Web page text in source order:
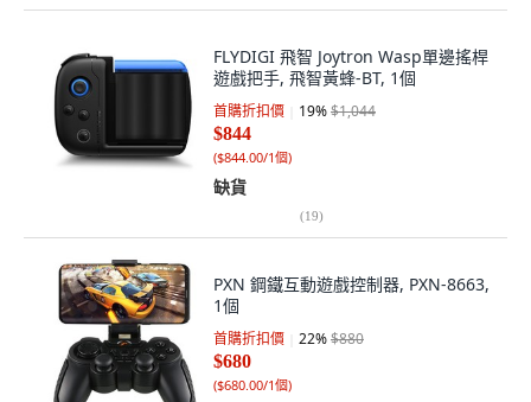
FLYDIGI 飛智 Joytron Wasp單邊搖桿
遊戲把手, 飛智黃蜂-BT, 1個
首購折扣價 19%$1,044
$844
($844.00/1個)
缺貨
(19)
PXN 鋼鐵互動遊戲控制器, PXN-8663,
1個
首購折扣價 22%$880
$680
($680.00/1個)